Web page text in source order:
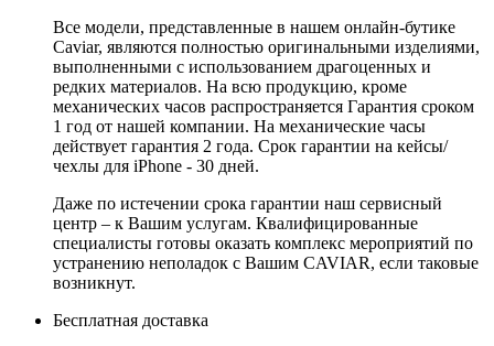
Все модели, представленные в нашем онлайн-бутике
Caviar, являются полностью оригинальными изделиями,
выполненными с использованием драгоценных и
редких материалов. На всю продукцию, кроме
механических часов распространяется Гарантия сроком
1 год от нашей компании. На механические часы
действует гарантия 2 года. Срок гарантии на кейсы/
чехлы для iPhone - 30 дней.
Даже по истечении срока гарантии наш сервисный
центр – к Вашим услугам. Квалифицированные
специалисты готовы оказать комплекс мероприятий по
устранению неполадок с Вашим CAVIAR, если таковые
возникнут.
Бесплатная доставка